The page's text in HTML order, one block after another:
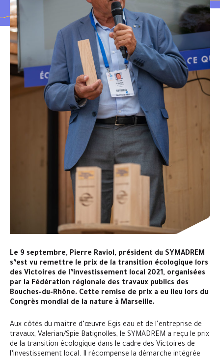
Le 9 septembre, Pierre Raviol, président du SYMADREM
s’est vu remettre le prix de la transition écologique lors
des Victoires de l’investissement local 2021, organisées
par la Fédération régionale des travaux publics des
Bouches-du-Rhône. Cette remise de prix a eu lieu lors du
Congrès mondial de la nature à Marseille.
Aux côtés du maître d’œuvre Egis eau et de l’entreprise de
travaux, Valerian/Spie Batignolles, le SYMADREM a reçu le prix
de la transition écologique dans le cadre des Victoires de
l’investissement local. Il récompense la démarche intégrée